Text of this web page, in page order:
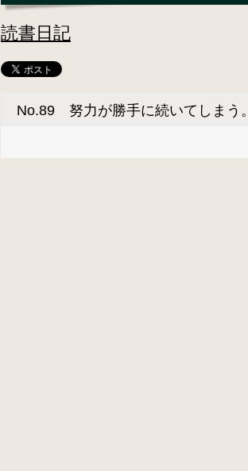
読書日記
No.89 努力が勝手に続いてしまう。